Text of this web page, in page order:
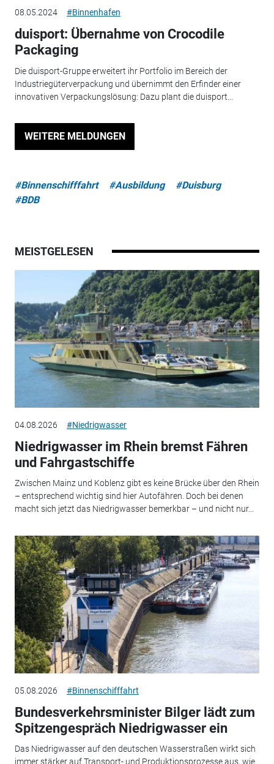
08.05.2024 #Binnenhafen
duisport: Übernahme von Crocodile
Packaging
Die duisport-Gruppe erweitert ihr Portfolio im Bereich der
Industriegüterverpackung und übernimmt den Erfinder einer
innovativen Verpackungslösung: Dazu plant die duisport...
WEITERE MELDUNGEN
#Binnenschifffahrt #Ausbildung
#Duisburg
#BDB
MEISTGELESEN
04.08.2026 #Niedrigwasser
Niedrigwasser im Rhein bremst Fähren
und Fahrgastschiffe
Zwischen Mainz und Koblenz gibt es keine Brücke über den Rhein
– entsprechend wichtig sind hier Autofähren. Doch bei denen
macht sich jetzt das Niedrigwasser bemerkbar – und nicht nur...
05.08.2026 #Binnenschifffahrt
Bundesverkehrsminister Bilger lädt zum
Spitzengespräch Niedrigwasser ein
Das Niedrigwasser auf den deutschen Wasserstraßen wirkt sich
immer stärker auf Transport- und Produktionsprozesse aus, wie